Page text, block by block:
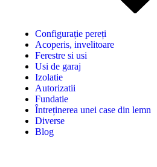
Configurație pereți
Acoperis, invelitoare
Ferestre si usi
Usi de garaj
Izolatie
Autorizatii
Fundatie
Întreținerea unei case din lemn
Diverse
Blog